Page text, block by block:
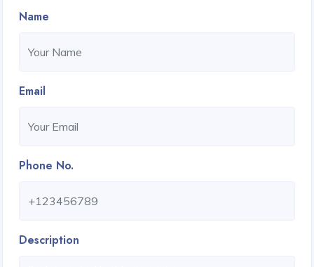
Name
Email
Phone No.
Description